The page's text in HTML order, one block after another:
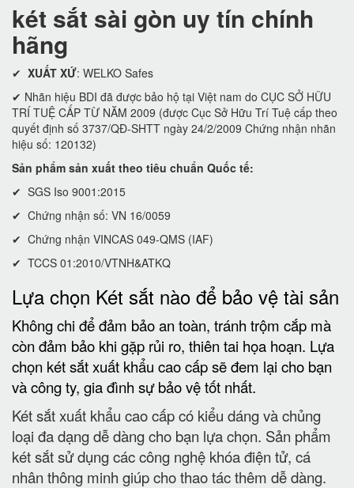
két sắt sài gòn uy tín chính
hãng
✔ XUẤT XỨ: WELKO Safes
✔ Nhãn hiệu BDI đã được bảo hộ tại Việt nam do CỤC SỞ HỮU
TRÍ TUỆ CẤP TỪ NĂM 2009 (được Cục Sở Hữu Trí Tuệ cấp theo
quyết định số 3737/QĐ-SHTT ngày 24/2/2009 Chứng nhận nhãn
hiệu số: 120132)
Sản phẩm sản xuất theo tiêu chuẩn Quốc tế:
✔ SGS Iso 9001:2015
✔ Chứng nhận số: VN 16/0059
✔ Chứng nhận VINCAS 049-QMS (IAF)
✔ TCCS 01:2010/VTNH&ATKQ
Lựa chọn Két sắt nào để bảo vệ tài sản
Không chi để đảm bảo an toàn, tránh trộm cắp mà
còn đảm bảo khi gặp rủi ro, thiên tai họa hoạn. Lựa
chọn két sắt xuất khẩu cao cấp sẽ đem lại cho bạn
và công ty, gia đình sự bảo vệ tốt nhất.
Két sắt xuất khẩu cao cấp có kiểu dáng và chủng
loại đa dạng dễ dàng cho bạn lựa chọn. Sản phẩm
két sắt sử dụng các công nghệ khóa điện tử, cá
nhân thông minh giúp cho thao tác thêm dễ dàng.